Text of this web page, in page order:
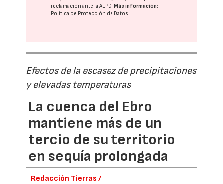
reclamación ante laAEPD. Más información:
Política de Protección de Datos
Efectos de la escasez de precipitaciones
y elevadas temperaturas
La cuenca del Ebro
mantiene más de un
tercio de su territorio
en sequía prolongada
Redacción Tierras /